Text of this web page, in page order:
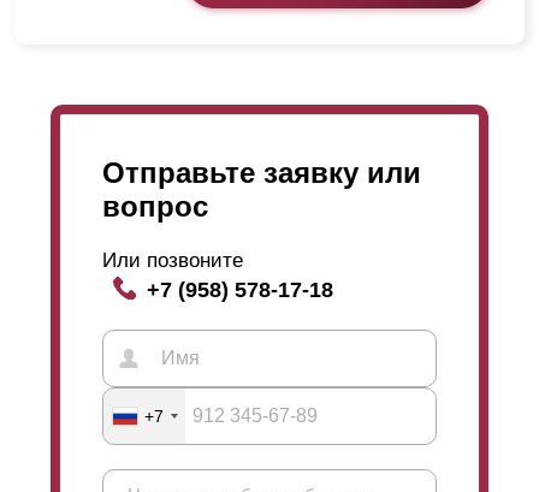
Отправьте заявку или
вопрос
Или позвоните
+7 (958) 578-17-18
+7